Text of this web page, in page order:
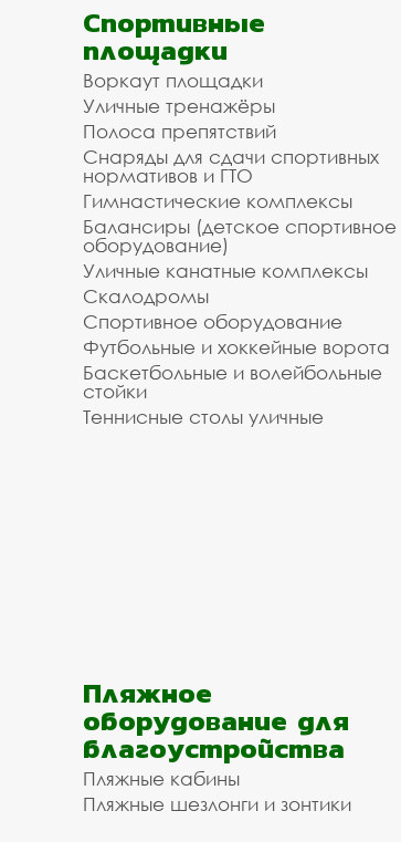
Спортивные
площадки
Воркаут площадки
Уличные тренажёры
Полоса препятствий
Снаряды для сдачи спортивных
нормативов и ГТО
Гимнастические комплексы
Балансиры (детское спортивное
оборудование)
Уличные канатные комплексы
Скалодромы
Спортивное оборудование
Футбольные и хоккейные ворота
Баскетбольные и волейбольные
стойки
Теннисные столы уличные
Пляжное
оборудование для
благоустройства
Пляжные кабины
Пляжные шезлонги и зонтики